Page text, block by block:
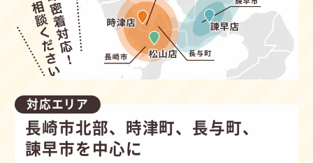
対応エリア
長崎市北部、時津町、長与町、
諫早市を中心に